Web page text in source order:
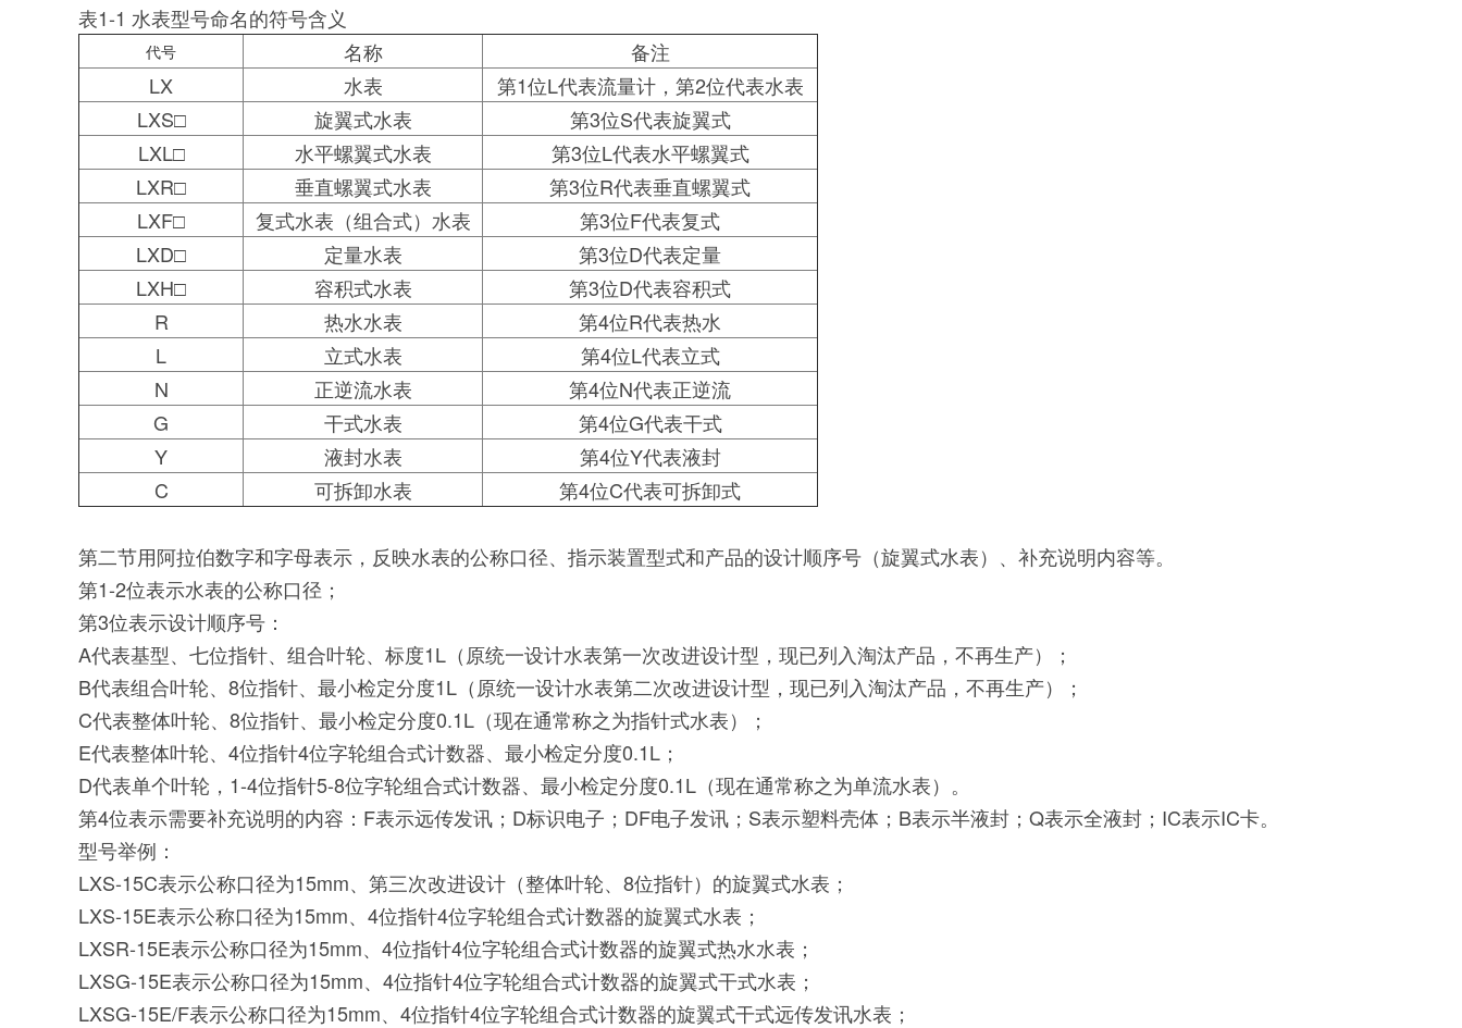
表1-1 水表型号命名的符号含义
代号 名称
备注
LX
水表
第1位L代表流量计，第2位代表水表
LXS□
旋翼式水表
第3位S代表旋翼式
LXL□
水平螺翼式水表
第3位L代表水平螺翼式
LXR□
垂直螺翼式水表
第3位R代表垂直螺翼式
LXF□
复式水表（组合式）水表
第3位F代表复式
LXD□
定量水表
第3位D代表定量
LXH□
容积式水表
第3位D代表容积式
R
热水水表
第4位R代表热水
L
立式水表
第4位L代表立式
N
正逆流水表
第4位N代表正逆流
G
干式水表
第4位G代表干式
Y
液封水表
第4位Y代表液封
C
可拆卸水表 第4位C代表可拆卸式
第二节用阿拉伯数字和字母表示，反映水表的公称口径、指示装置型式和产品的设计顺序号（旋翼式水表）、补充说明内容等。
第1-2位表示水表的公称口径；
第3位表示设计顺序号：
A代表基型、七位指针、组合叶轮、标度1L（原统一设计水表第一次改进设计型，现已列入淘汰产品，不再生产）；
B代表组合叶轮、8位指针、最小检定分度1L（原统一设计水表第二次改进设计型，现已列入淘汰产品，不再生产）；
C代表整体叶轮、8位指针、最小检定分度0.1L（现在通常称之为指针式水表）；
E代表整体叶轮、4位指针4位字轮组合式计数器、最小检定分度0.1L；
D代表单个叶轮，1-4位指针5-8位字轮组合式计数器、最小检定分度0.1L（现在通常称之为单流水表）。
第4位表示需要补充说明的内容：F表示远传发讯；D标识电子；DF电子发讯；S表示塑料壳体；B表示半液封；Q表示全液封；IC表示IC卡。
型号举例：
LXS-15C表示公称口径为15mm、第三次改进设计（整体叶轮、8位指针）的旋翼式水表；
LXS-15E表示公称口径为15mm、4位指针4位字轮组合式计数器的旋翼式水表；
LXSR-15E表示公称口径为15mm、4位指针4位字轮组合式计数器的旋翼式热水水表；
LXSG-15E表示公称口径为15mm、4位指针4位字轮组合式计数器的旋翼式干式水表；
LXSG-15E/F表示公称口径为15mm、4位指针4位字轮组合式计数器的旋翼式干式远传发讯水表；